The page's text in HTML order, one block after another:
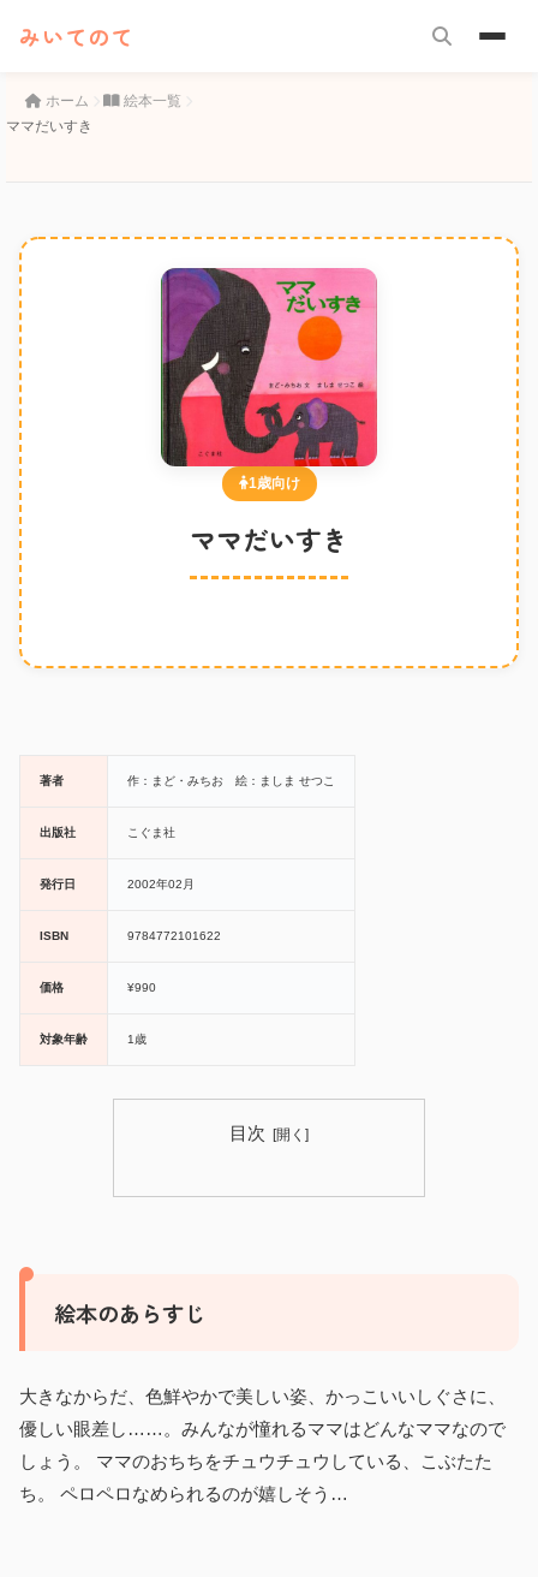
みいてのて
ホーム
絵本一覧
ママだいすき
1歳向け
ママだいすき
著者 作：まど・みちお 絵：ましま せつこ
出版社 こぐま社
発行日 2002年02月
ISBN 9784772101622
価格 ¥990
対象年齢 1歳
目次
絵本のあらすじ
大きなからだ、色鮮やかで美しい姿、かっこいいしぐさに、
優しい眼差し……。みんなが憧れるママはどんなママなので
しょう。 ママのおちちをチュウチュウしている、こぶたた
ち。 ペロペロなめられるのが嬉しそう…